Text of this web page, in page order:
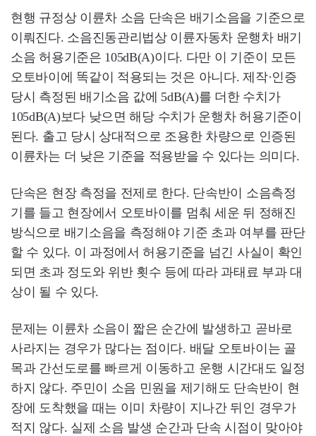
현행 규정상 이륜차 소음 단속은 배기소음을 기준으로
이뤄진다. 소음진동관리법상 이륜자동차 운행차 배기
소음 허용기준은 105dB(A)이다. 다만 이 기준이 모든
오토바이에 똑같이 적용되는 것은 아니다. 제작·인증
당시 측정된 배기소음 값에 5dB(A)를 더한 수치가
105dB(A)보다 낮으면 해당 수치가 운행차 허용기준이
된다. 출고 당시 상대적으로 조용한 차량으로 인증된
이륜차는 더 낮은 기준을 적용받을 수 있다는 의미다.
단속은 현장 측정을 전제로 한다. 단속반이 소음측정
기를 들고 현장에서 오토바이를 멈춰 세운 뒤 정해진
방식으로 배기소음을 측정해야 기준 초과 여부를 판단
할 수 있다. 이 과정에서 허용기준을 넘긴 사실이 확인
되면 초과 정도와 위반 횟수 등에 따라 과태료 부과 대
상이 될 수 있다.
문제는 이륜차 소음이 짧은 순간에 발생하고 곧바로
사라지는 경우가 많다는 점이다. 배달 오토바이는 골
목과 간선도로를 빠르게 이동하고 운행 시간대도 일정
하지 않다. 주민이 소음 민원을 제기해도 단속반이 현
장에 도착했을 때는 이미 차량이 지나간 뒤인 경우가
적지 않다. 실제 소음 발생 순간과 단속 시점이 맞아야